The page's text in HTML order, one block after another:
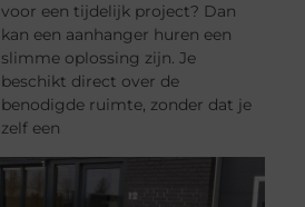
voor een tijdelijk project? Dan
kan een aanhanger huren een
slimme oplossing zijn. Je
beschikt direct over de
benodigde ruimte, zonder dat je
zelf een